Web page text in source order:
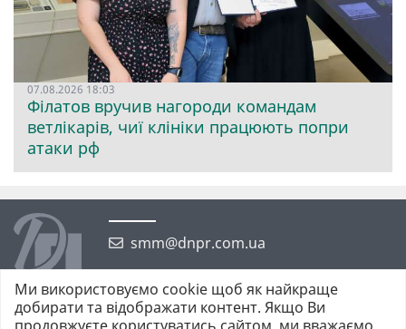
07.08.2026 18:03
Філатов вручив нагороди командам
ветлікарів, чиї клініки працюють попри
атаки рф
smm@dnpr.com.ua
Ми використовуємо cookie щоб як найкраще
добирати та відображати контент. Якщо Ви